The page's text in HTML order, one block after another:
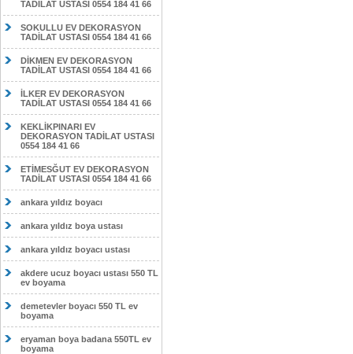
TADİLAT USTASI 0554 184 41 66
SOKULLU EV DEKORASYON
TADİLAT USTASI 0554 184 41 66
DİKMEN EV DEKORASYON
TADİLAT USTASI 0554 184 41 66
İLKER EV DEKORASYON
TADİLAT USTASI 0554 184 41 66
KEKLİKPINARI EV
DEKORASYON TADİLAT USTASI
0554 184 41 66
ETİMESĞUT EV DEKORASYON
TADİLAT USTASI 0554 184 41 66
ankara yıldız boyacı
ankara yıldız boya ustası
ankara yıldız boyacı ustası
akdere ucuz boyacı ustası 550 TL
ev boyama
demetevler boyacı 550 TL ev
boyama
eryaman boya badana 550TL ev
boyama